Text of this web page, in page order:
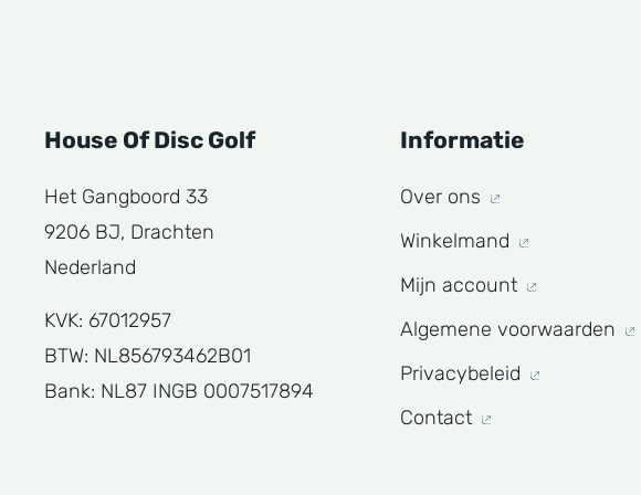
House Of Disc Golf
Het Gangboord 33
9206 BJ, Drachten
Nederland
KVK: 67012957
BTW: NL856793462B01
Bank: NL87 INGB 0007517894
Informatie
Over ons
Winkelmand
Mijn account
Algemene voorwaarden
Privacybeleid
Contact